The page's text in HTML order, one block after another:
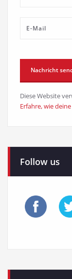
Diese Website
Erfahre, wie
Follow us